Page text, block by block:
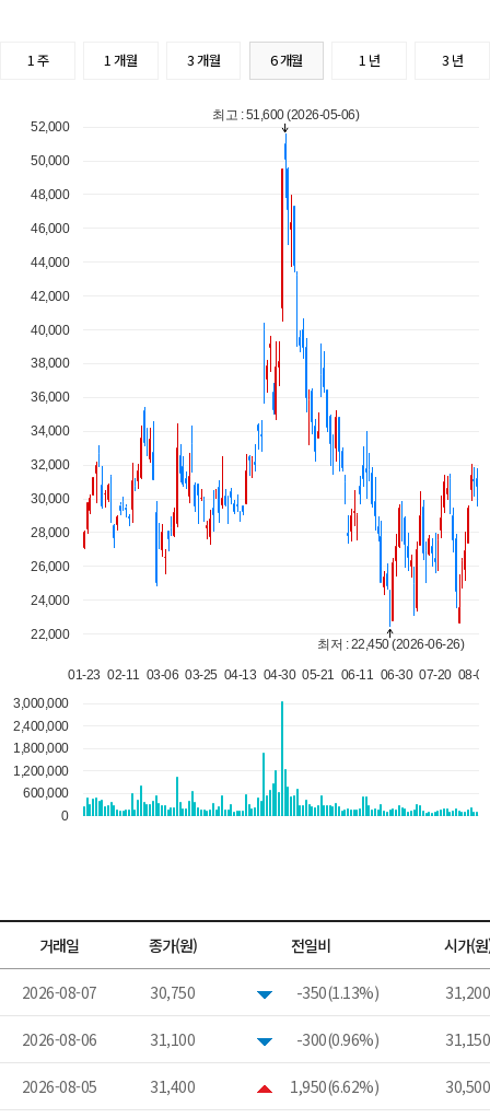
1 주 1 개월 3 개월 6 개월 1 년 3 년
거래일 종가(원) 전일비 시가(
2026-08-07 30,750 -350(1.13%) 31,200
2026-08-06 31,100 -300(0.96%) 31,150
2026-08-05 31,400 1,950(6.62%) 30,500